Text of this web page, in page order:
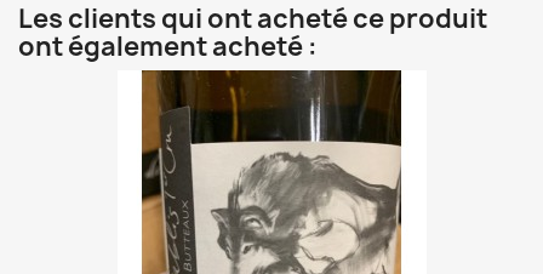
Les clients qui ont acheté ce produit
ont également acheté :